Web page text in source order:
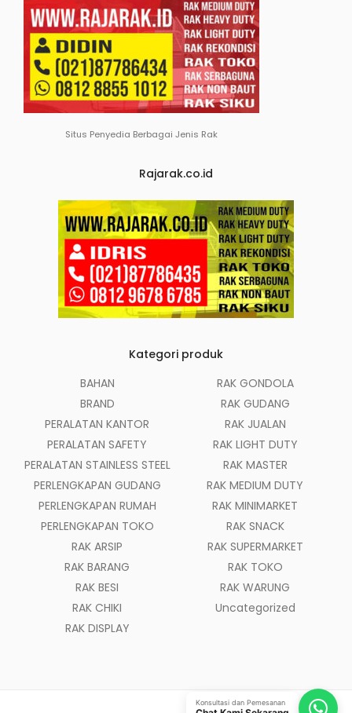
Situs Penyedia Berbagai Jenis Rak
Rajarak.co.id
Kategori produk
BAHAN
BRAND
PERALATAN KANTOR
PERALATAN SAFETY
PERALATAN STAINLESS STEEL
PERLENGKAPAN GUDANG
PERLENGKAPAN RUMAH
PERLENGKAPAN TOKO
RAK ARSIP
RAK BARANG
RAK BESI
RAK CHIKI
RAK DISPLAY
RAK GONDOLA
RAK GUDANG
RAK JUALAN
RAK LIGHT DUTY
RAK MASTER
RAK MEDIUM DUTY
RAK MINIMARKET
RAK SNACK
RAK SUPERMARKET
RAK TOKO
RAK WARUNG
Uncategorized
Konsultasi dan Pemesanan